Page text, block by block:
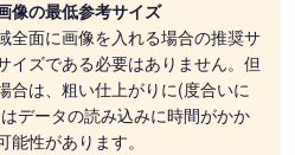
像の最低参考サイズ
全面に画像を入れる場合の推奨サ
イズである必要はありません。但
合は、粗い仕上がりに(度合いに
データの読み込みに時間がかか
性があります。